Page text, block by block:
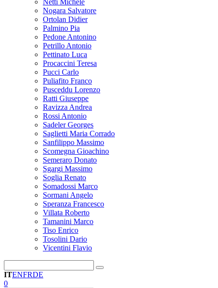
Netti Michele
Nogara Salvatore
Ortolan Didier
Palmino Pia
Pedone Antonino
Petrillo Antonio
Pettinato Luca
Procaccini Teresa
Pucci Carlo
Puliafito Franco
Pusceddu Lorenzo
Ratti Giuseppe
Ravizza Andrea
Rossi Antonio
Sadeler Georges
Saglietti Maria Corrado
Sanfilippo Massimo
Scomegna Gioachino
Semeraro Donato
Sgargi Massimo
Soglia Renato
Somadossi Marco
Sormani Angelo
Speranza Francesco
Villata Roberto
Tamanini Marco
Tiso Enrico
Tosolini Dario
Vicentini Flavio
ITENFRDE
0